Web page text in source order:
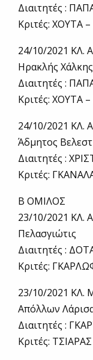
Διαιτητές :
Κριτές:
24/10/2021 ΚΛ.
Ηρακλής Χάλκης
Διαιτητές :
Κριτές:
24/10/2021 ΚΛ.
Άδμητος
Διαιτητές :
Κριτές:
Β ΟΜΙΛΟΣ
23/10/2021 ΚΛ.
Πελασγιώτις
Διαιτητές :
Κριτές:
23/10/2021 ΚΛ.
Απόλλων
Διαιτητές :
Κριτές: